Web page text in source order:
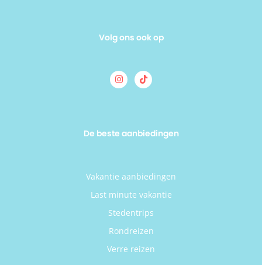
Volg ons ook op
De beste aanbiedingen
Vakantie aanbiedingen
Last minute vakantie
Stedentrips
Rondreizen
Verre reizen